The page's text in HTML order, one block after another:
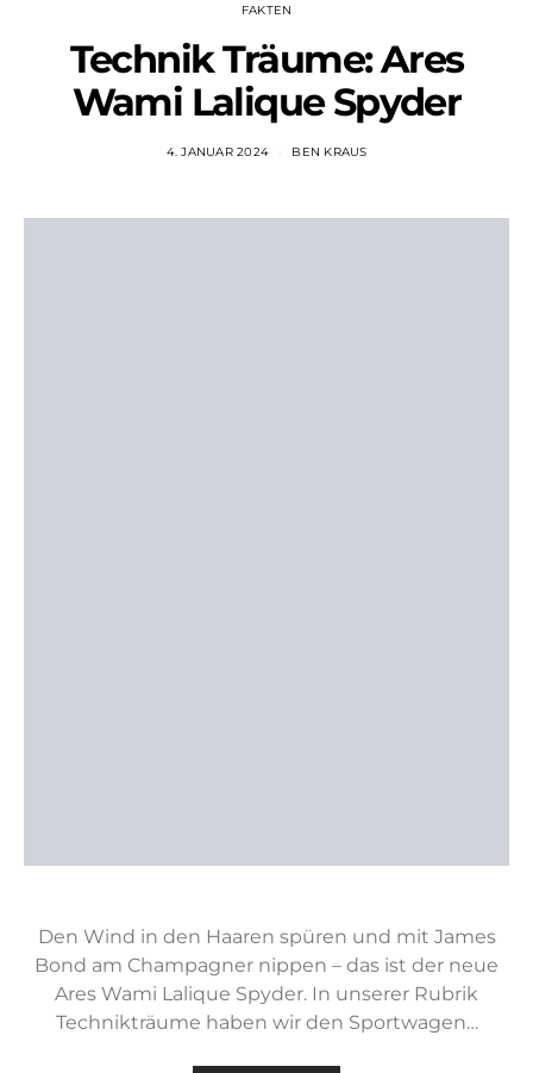
FAKTEN
Technik Träume: Ares
Wami Lalique Spyder
4. JANUAR 2024 BEN KRAUS
Den Wind in den Haaren spüren und mit James
Bond am Champagner nippen – das ist der neue
Ares Wami Lalique Spyder. In unserer Rubrik
Technikträume haben wir den Sportwagen…